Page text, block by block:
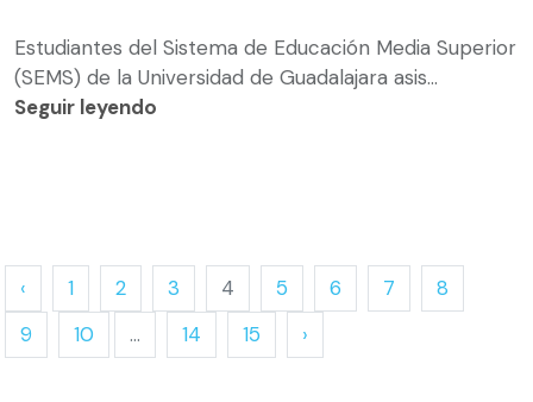
Estudiantes del Sistema de Educación Media Superior
(SEMS) de la Universidad de Guadalajara asis...
Seguir leyendo
‹ 1 2 3 4 5 6 7
8
9
10 ... 14 15 ›